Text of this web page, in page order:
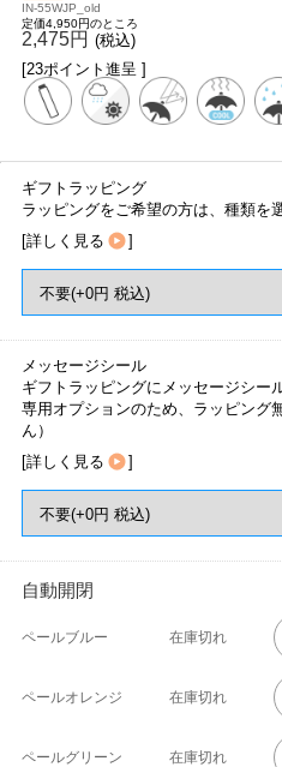
IN-55WJP_old
定価4,950円のところ
2,475円 (税込)
[23ポイント進呈 ]
ギフトラッピング
ラッピングをご希望の方は、種類を
[詳しく見る ]
メッセージシール
ギフトラッピングにメッセージシー
専用オプションのため、ラッピング
ん）
[詳しく見る ]
自動開閉
ペールブルー 在庫切れ
ペールオレンジ 在庫切れ
ペールグリーン 在庫切れ